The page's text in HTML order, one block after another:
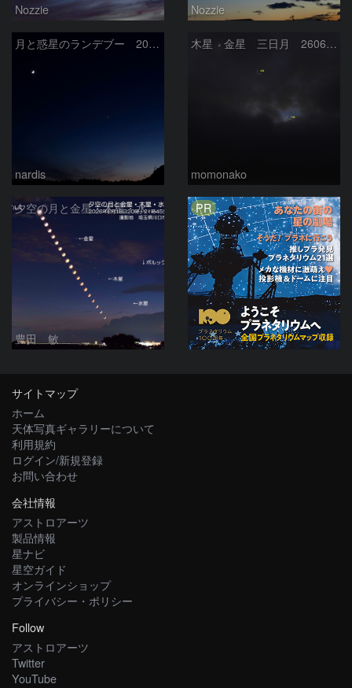
Nozzie Nozzie
月と惑星のランデブー 2026/06/19
nardis
木星 金星 三日月 260618
momonako
夕空の月と金星・木星・水星の接近 2026/6/18
豊田 敏
PR
サイトマップ
ホーム
天体写真ギャラリーについて
利用規約
ログイン/新規登録
お問い合わせ
会社情報
アストロアーツ
製品情報
星ナビ
星空ガイド
オンラインショップ
プライバシー・ポリシー
Follow
アストロアーツ
Twitter
YouTube